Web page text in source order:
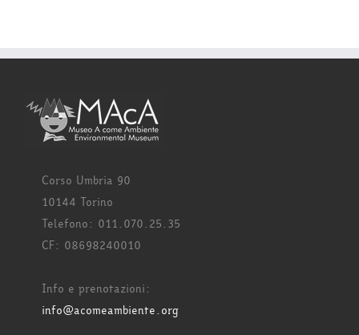
Corso Umbria 90
10144 Torino
Telefono: 011.070.25.35
CF: 08698240010
Info e prenotazioni:
info@acomeambiente.org